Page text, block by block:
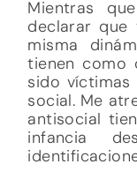
Mientras
declarar que
misma
tienen como
sido víctimas
social. Me
antisocial
infancia